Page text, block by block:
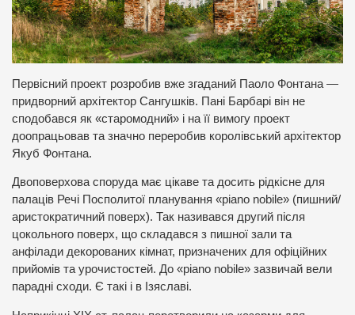
Первісний проект розробив вже згаданий Паоло Фонтана —
придворний архітектор Сангушків. Пані Барбарі він не
сподобався як «старомодний» і на її вимогу проект
доопрацьовав та значно переробив королівський архітектор
Якуб Фонтана.
Двоповерхова споруда має цікаве та досить рідкісне для
палаців Речі Посполитої планування «piano nobile» (пишний/
аристократичний поверх). Так називався другий після
цокольного поверх, що складався з пишної зали та
анфілади декорованих кімнат, призначених для офіційних
прийомів та урочистостей. До «piano nobile» зазвичай вели
парадні сходи. Є такі і в Ізяславі.